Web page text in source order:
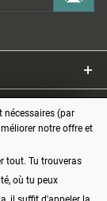
nécessaires (par
notre offre et
tout. Tu trouveras
où tu peux